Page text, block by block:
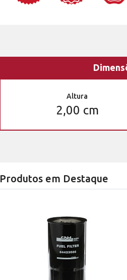
Altura
2,00 cm
Produtos em Destaque